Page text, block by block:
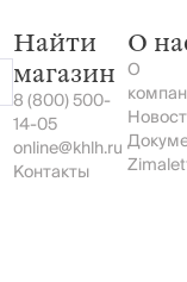
Найти
магазин
8 (800) 500-
14-05
online@khlh.ru
Контакты
О
О